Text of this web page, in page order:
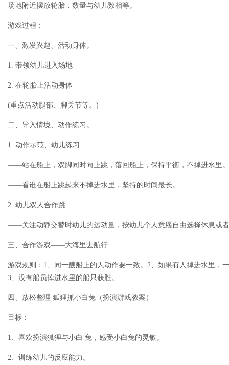
场地附近摆放轮胎，数量与幼儿数相等。
游戏过程：
一、激发兴趣、活动身体。
1. 带领幼儿进入场地
2. 在轮胎上活动身体
(重点活动腿部、脚关节等。)
二、导入情境、动作练习。
1. 动作示范、幼儿练习
——站在船上，双脚同时向上跳，落回船上，保持平衡，不掉进水里。
——看谁在船上跳起来不掉进水里，坚持的时间最长。
2. 幼儿双人合作跳
——关注动静交替时幼儿的运动量，按幼儿个人意愿自由选择休息或
三、合作游戏——大海里去航行
游戏规则：1、同一艘船上的人动作要一致。2、如果有人掉进水里，
3、没有船员掉进水里的船只获胜。
四、放松整理 狐狸抓小白兔（扮演游戏教案）
目标：
1、喜欢扮演狐狸与小白 兔，感受小白兔的灵敏。
2、训练幼儿的反应能力。